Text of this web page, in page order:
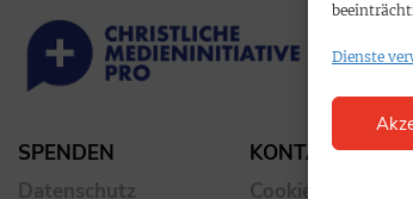
Dienste
SPENDEN
Datenschutz
KONTAKT
Cookie-Richtlinie